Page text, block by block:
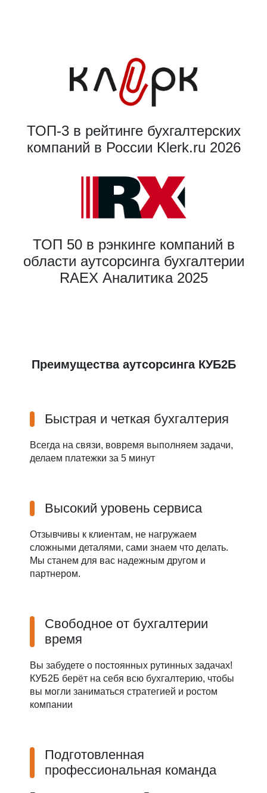
ТОП-3 в рейтинге бухгалтерских
компаний в России Klerk.ru 2026
ТОП 50 в рэнкинге компаний в
области аутсорсинга бухгалтерии
RAEX Аналитика 2025
Преимущества аутсорсинга КУБ2Б
Быстрая и четкая бухгалтерия
Всегда на связи, вовремя выполняем задачи,
делаем платежки за 5 минут
Высокий уровень сервиса
Отзывчивы к клиентам, не нагружаем
сложными деталями, сами знаем что делать.
Мы станем для вас надежным другом и
партнером.
Свободное от бухгалтерии
время
Вы забудете о постоянных рутинных задачах!
КУБ2Б берёт на себя всю бухгалтерию, чтобы
вы могли заниматься стратегией и ростом
компании
Подготовленная
профессиональная команда